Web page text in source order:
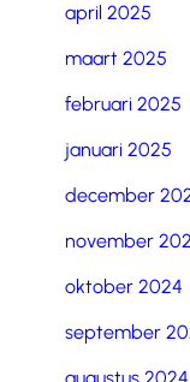
april 2025
maart 2025
februari 2025
januari 2025
december
november
oktober 2024
september